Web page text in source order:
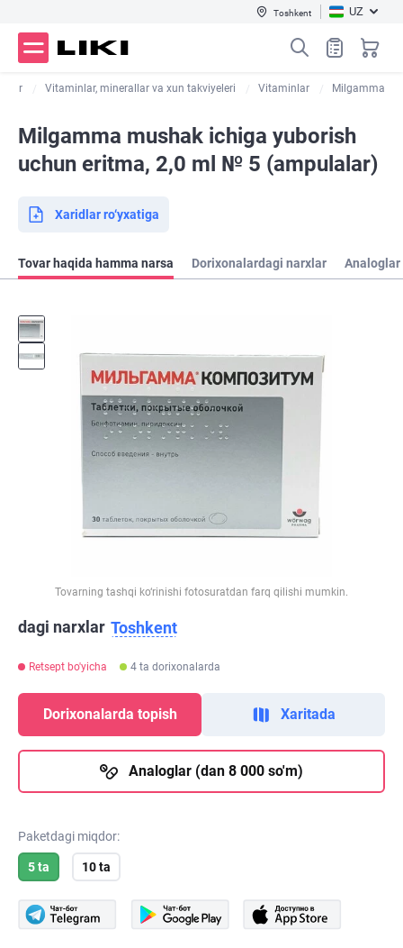
Toshkent UZ
Vitaminlar, minerallar va xun takviyeleri Vitaminlar Milgamma
Milgamma mushak ichiga yuborish
uchun eritma, 2,0 ml № 5 (ampulalar)
Xaridlar ro‘yxatiga
Tovar haqida hamma narsa Dorixonalardagi narxlar Analoglar
Tovarning tashqi ko‘rinishi fotosuratdan farq qilishi mumkin.
dagi narxlar Toshkent
Retsept bo'yicha 4 ta dorixonalarda
Dorixonalarda topish Xaritada
Analoglar (dan 8 000 so'm)
Paketdagi miqdor:
5 ta 10 ta